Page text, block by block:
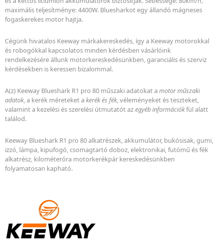
maximális teljesítménye: 4400W. Bluesharkot egy állandó mágneses
fogaskerekes motor hajtja.
Cégünk hivatalos Keeway márkakereskedés, így a Keeway motorokkal
és robogókkal kapcsolatos minden kérdésben vásárlóink
rendelkezésére állunk motorkereskedésünkben, garanciális és szerviz
kérdésekben is keressen bizalommal.
A(z) Keeway Blueshark R1 pro 80 műszaki adatokat a motor műszaki
adatok, a kerék méreteket a kerék és fék, véleményeket és teszteket,
valamint a kezelési és szerelési útmutatót azegyéb információkfül alatt
találod.
Keeway Blueshark R1 pro 80 alkatrészek, akkumulátor, bukósisak, gumi,
izzó, lámpa, kipufogó, csomagtartó doboz, elektronikai, futómű és fék
alkatrész, kilométeróra motorkerékpár kereskedésünkben
folyamatosan kapható.